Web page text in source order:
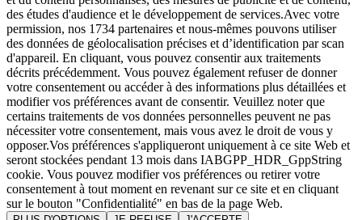
des études d'audience et le développement de services.Avec votre
permission, nos 1734 partenaires et nous-mêmes pouvons utiliser
des données de géolocalisation précises et d’identification par scan
d'appareil. En cliquant, vous pouvez consentir aux traitements
décrits précédemment. Vous pouvez également refuser de donner
votre consentement ou accéder à des informations plus détaillées et
modifier vos préférences avant de consentir. Veuillez noter que
certains traitements de vos données personnelles peuvent ne pas
nécessiter votre consentement, mais vous avez le droit de vous y
opposer.Vos préférences s'appliqueront uniquement à ce site Web et
seront stockées pendant 13 mois dans IABGPP_HDR_GppString
cookie. Vous pouvez modifier vos préférences ou retirer votre
consentement à tout moment en revenant sur ce site et en cliquant
sur le bouton "Confidentialité" en bas de la page Web.